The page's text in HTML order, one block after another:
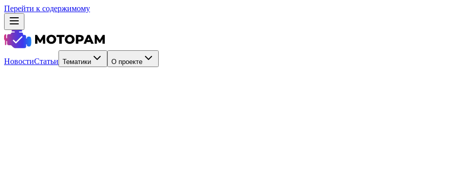
Перейти к содержимому
НовостиСтатьи Тематики О проекте